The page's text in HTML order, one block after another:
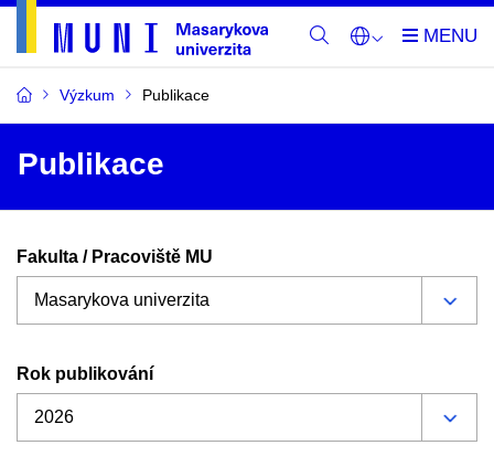
Výzkum Publikace
Publikace
Fakulta / Pracoviště MU
Rok publikování